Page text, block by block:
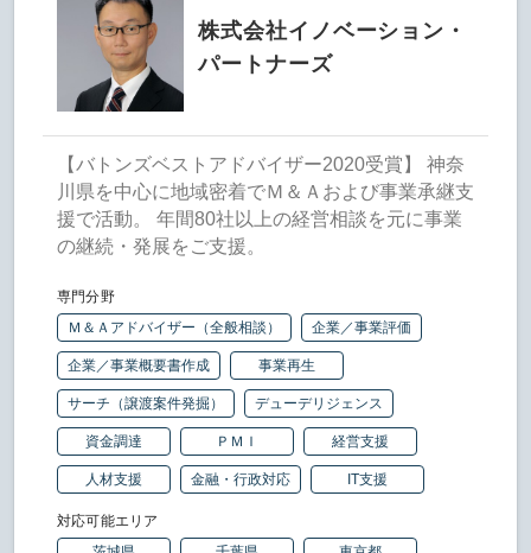
株式会社イノベーション・
パートナーズ
【バトンズベストアドバイザー2020受賞】 神奈
川県を中心に地域密着でＭ＆Ａおよび事業承継支
援で活動。 年間80社以上の経営相談を元に事業
の継続・発展をご支援。
専門分野
Ｍ＆Ａアドバイザー（全般相談）
企業／事業評価
企業／事業概要書作成 事業再生
サーチ（譲渡案件発掘） デューデリジェンス
資金調達 ＰＭＩ 経営支援
人材支援 金融・行政対応 IT支援
対応可能エリア